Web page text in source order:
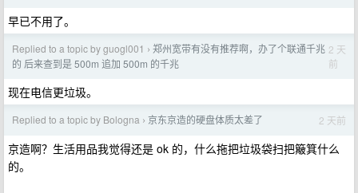
早已不用了。
Replied to a topic by guogl001 › 郑州宽带有没有推荐啊，办了个联通千兆
的 后来查到是 500m 追加 500m 的千兆
2 天
前
现在电信更垃圾。
Replied to a topic by Bologna › 京东京造的硬盘体质太差了 2 天前
京造啊？生活用品我觉得还是 ok 的，什么拖把垃圾袋扫把簸箕什么
的。